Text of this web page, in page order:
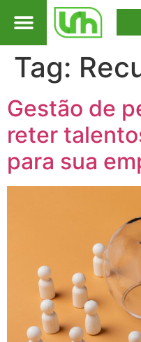
Tag:
Gestão de
reter
para sua